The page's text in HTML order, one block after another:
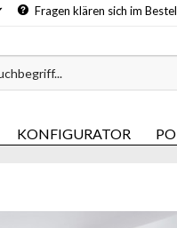
✔ Fragen klären sich im
KONFIGURATOR